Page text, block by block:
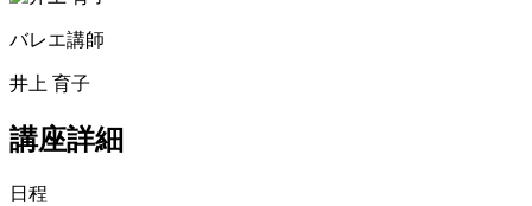
バレエ講師
井上 育子
講座詳細
日程